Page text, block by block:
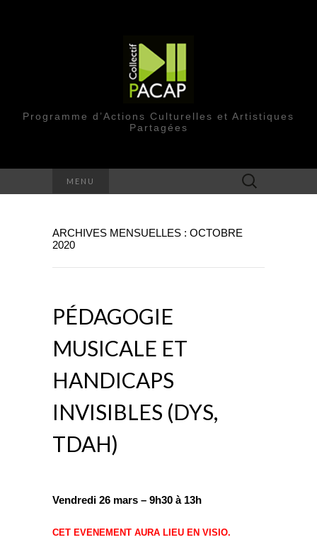
Programme d’Actions Culturelles et Artistiques
Partagées
MENU Rechercher :
ARCHIVES MENSUELLES : OCTOBRE
2020
PÉDAGOGIE
MUSICALE ET
HANDICAPS
INVISIBLES (DYS,
TDAH)
Vendredi 26 mars – 9h30 à 13h
CET EVENEMENT AURA LIEU EN VISIO.